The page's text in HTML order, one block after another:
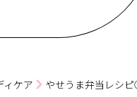
ィケア やせうま弁当レシ